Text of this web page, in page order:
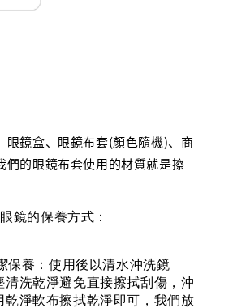
眼鏡盒、眼鏡布套(顏色隨機)、商
們的眼鏡布套使用的材質就是擦
鏡的保養方式：
保養： 使用後以清水沖洗鏡
清洗乾淨避免直接擦拭刮傷，沖
乾淨軟布擦拭乾淨即可，我們放